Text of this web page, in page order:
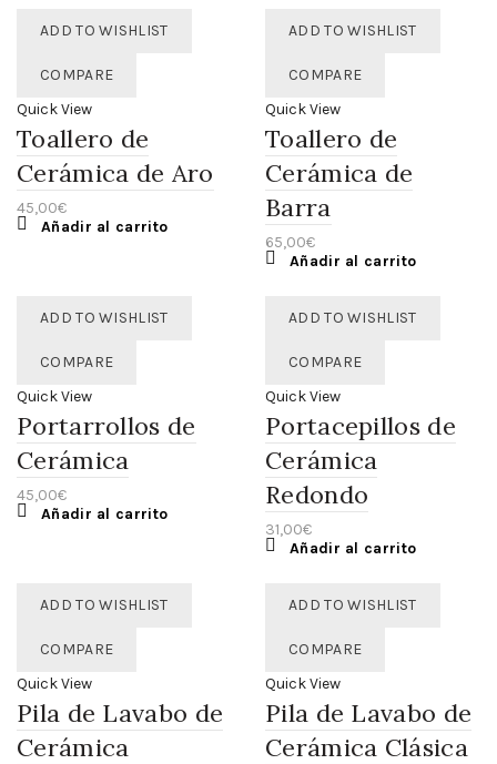
ADD TO WISHLIST
COMPARE
Quick View
Toallero de
Cerámica de Aro
45,00€
Añadir al carrito
ADD TO WISHLIST
COMPARE
Quick View
Toallero de
Cerámica de
Barra
65,00€
Añadir al carrito
ADD TO WISHLIST
COMPARE
Quick View
Portarrollos de
Cerámica
45,00€
Añadir al carrito
ADD TO WISHLIST
COMPARE
Quick View
Portacepillos de
Cerámica
Redondo
31,00€
Añadir al carrito
ADD TO WISHLIST
COMPARE
Quick View
Pila de Lavabo de
Cerámica
ADD TO WISHLIST
COMPARE
Quick View
Pila de Lavabo de
Cerámica Clásica